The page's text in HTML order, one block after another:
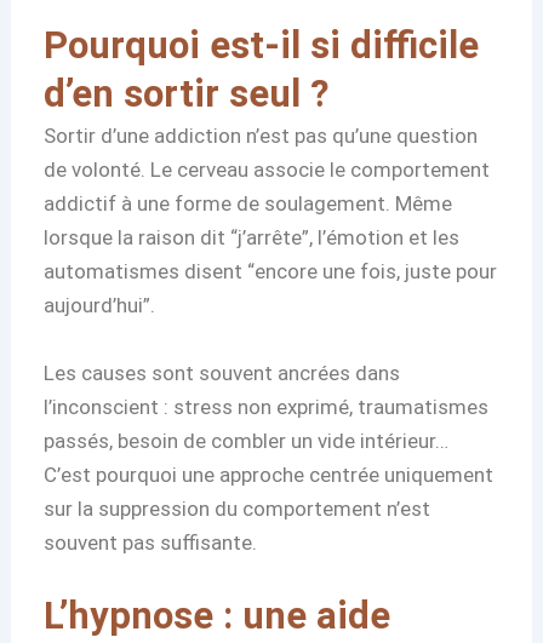
Pourquoi est-il si difficile
d’en sortir seul ?
Sortir d’une addiction n’est pas qu’une question
de volonté. Le cerveau associe le comportement
addictif à une forme de soulagement. Même
lorsque la raison dit “j’arrête”, l’émotion et les
automatismes disent “encore une fois, juste pour
aujourd’hui”.
Les causes sont souvent ancrées dans
l’inconscient : stress non exprimé, traumatismes
passés, besoin de combler un vide intérieur…
C’est pourquoi une approche centrée uniquement
sur la suppression du comportement n’est
souvent pas suffisante.
L’hypnose : une aide